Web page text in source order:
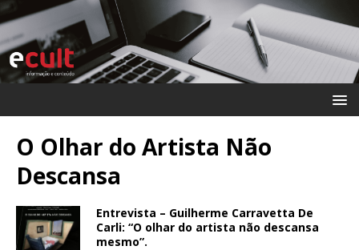
O Olhar do Artista Não
Descansa
Entrevista – Guilherme Carravetta De
Carli: “O olhar do artista não descansa
mesmo”.